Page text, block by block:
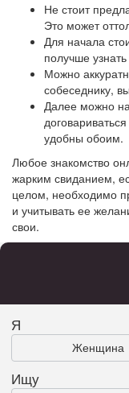
Не стоит
Это может
Для начала
получше узнать
Можно
собеседнику,
Далее можно
удобны обоим.
Любое знакомство
жарким свиданием,
целом, необходимо
и учитывать ее
свои.
Я
Женщина
Ищу